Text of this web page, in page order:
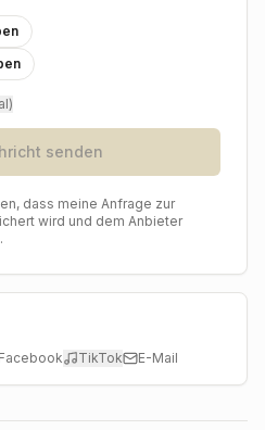
entspannte Zusammenarbeit
Erwartungen übertreffen
senden
dass meine Anfrage zur
wird und dem Anbieter
Facebook TikTok E-Mail